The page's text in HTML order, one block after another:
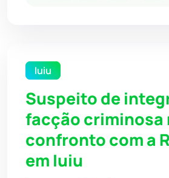
Iuiu
Suspeito de
facção criminosa
confronto com a
em Iuiu